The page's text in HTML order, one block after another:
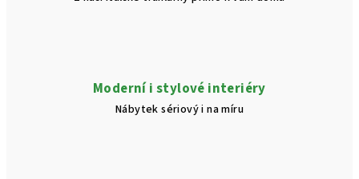
Moderní i stylové interiéry
Nábytek sériový i na míru